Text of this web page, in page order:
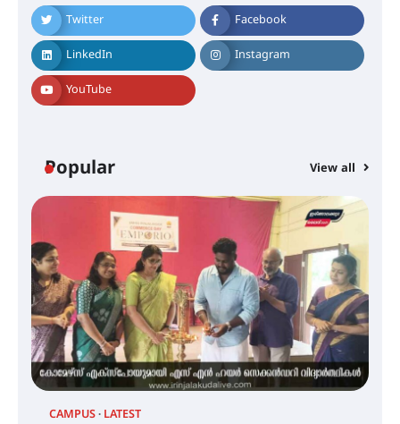
Twitter Facebook
LinkedIn Instagram
YouTube
Popular View all
CAMPUS LATEST
സർഗ്ഗസാഹിതി- കവിതാസംഗമം
2026 കവിതാ ചർച്ച കാട്ടൂർ, ടി. കെ.
ബാലൻ ഹാളിൽ 16ന്
ഐ.ഐ.ടി മദ്രാസ്സിൽ നിന്നും
ഡോക്ടറേറ്റ് – ഇരിങ്ങാലക്കുട
സ്വദേശി ആതിര എം കെ യുടെ
നേട്ടം പ്രതിസന്ധികളോട് പൊരുതി
മെഡിക്കൽ ക്യാമ്പ്